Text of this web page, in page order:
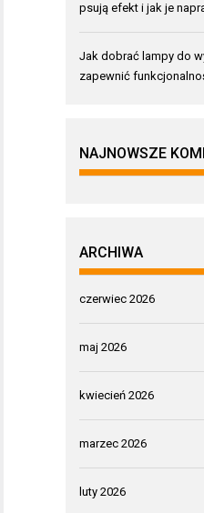
psują efekt i jak je
Jak dobrać lampy do
zapewnić
NAJNOWSZE
ARCHIWA
czerwiec 2026
maj 2026
kwiecień 2026
marzec 2026
luty 2026